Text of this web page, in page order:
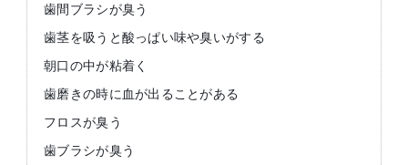
歯間ブラシが臭う
歯茎を吸うと酸っぱい味や臭いがする
朝口の中が粘着く
歯磨きの時に血が出ることがある
フロスが臭う
歯ブラシが臭う